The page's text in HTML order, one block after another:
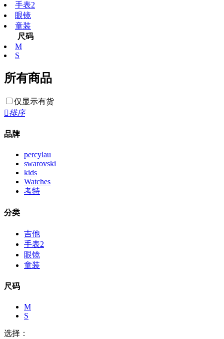
手表2
眼镜
童装
尺码
M
S
所有商品
仅显示有货
排序
品牌
percylau
swarovski
kids
Watches
考特
分类
吉他
手表2
眼镜
童装
尺码
M
S
选择：